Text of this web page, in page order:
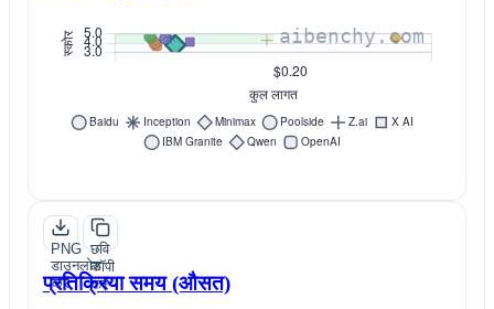
PNG
डाउनलोड
करें
छवि
कॉपी
करें
प्रतिक्रिया समय (औसत)